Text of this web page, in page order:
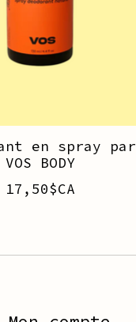
en spray par
VOS BODY
17,50$CA